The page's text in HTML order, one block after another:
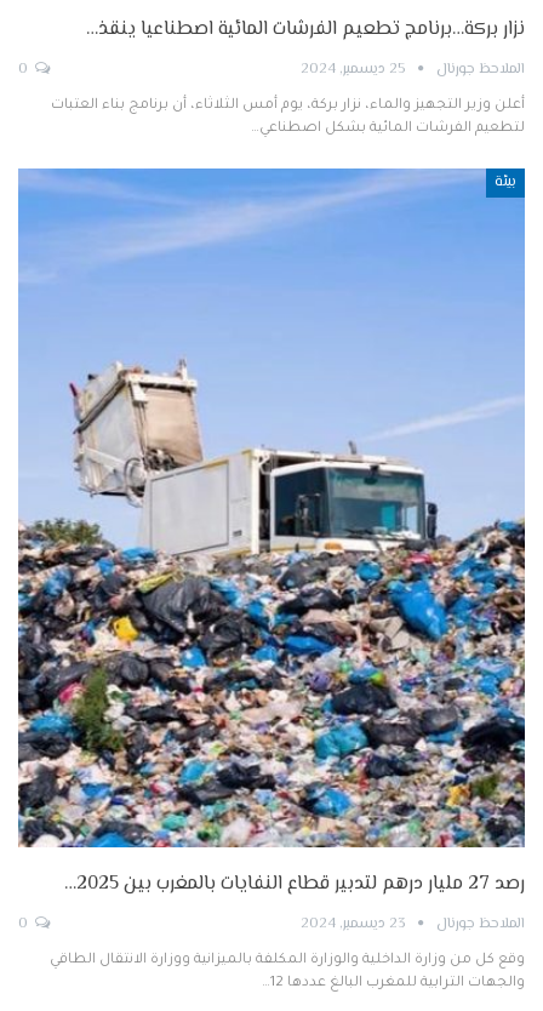
نزار بركة…برنامج تطعيم الفرشات المائية اصطناعيا ينقذ…
الملاحظ جورنال 25 ديسمبر, 2024
أعلن وزير التجهيز والماء، نزار بركة، يوم أمس الثلاثاء، أن برنامج بناء العتبات
لتطعيم الفرشات المائية بشكل اصطناعي…
بيئة
رصد 27 مليار درهم لتدبير قطاع النفايات بالمغرب بين 2025…
الملاحظ جورنال 23 ديسمبر, 2024
وقع كل من وزارة الداخلية والوزارة المكلفة بالميزانية ووزارة الانتقال الطاقي
والجهات الترابية للمغرب البالغ عددها 12…